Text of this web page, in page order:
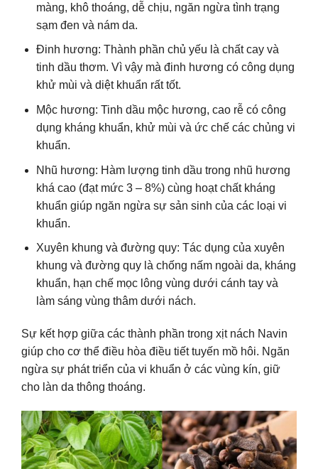
màng, khô thoáng, dễ chịu, ngăn ngừa tình trạng
sạm đen và nám da.
Đinh hương: Thành phần chủ yếu là chất cay và
tinh dầu thơm. Vì vậy mà đinh hương có công dụng
khử mùi và diệt khuẩn rất tốt.
Mộc hương: Tinh dầu mộc hương, cao rễ có công
dụng kháng khuẩn, khử mùi và ức chế các chủng vi
khuẩn.
Nhũ hương: Hàm lượng tinh dầu trong nhũ hương
khá cao (đạt mức 3 – 8%) cùng hoạt chất kháng
khuẩn giúp ngăn ngừa sự sản sinh của các loại vi
khuẩn.
Xuyên khung và đường quy: Tác dụng của xuyên
khung và đường quy là chống nấm ngoài da, kháng
khuẩn, hạn chế mọc lông vùng dưới cánh tay và
làm sáng vùng thâm dưới nách.
Sự kết hợp giữa các thành phần trong xịt nách Navin
giúp cho cơ thể điều hòa điều tiết tuyến mồ hôi. Ngăn
ngừa sự phát triển của vi khuẩn ở các vùng kín, giữ
cho làn da thông thoáng.